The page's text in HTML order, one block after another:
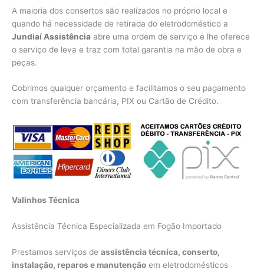
A maioria dos consertos são realizados no próprio local e
quando há necessidade de retirada do eletrodoméstico a
Jundiaí Assistência abre uma ordem de serviço e lhe oferece
o serviço de leva e traz com total garantia na mão de obra e
peças.
Cobrimos qualquer orçamento e facilitamos o seu pagamento
com transferência bancária, PIX ou Cartão de Crédito.
Valinhos Técnica
Assistência Técnica Especializada em Fogão Importado
Prestamos serviços de assistência técnica, conserto,
instalação, reparos e manutenção em eletrodomésticos